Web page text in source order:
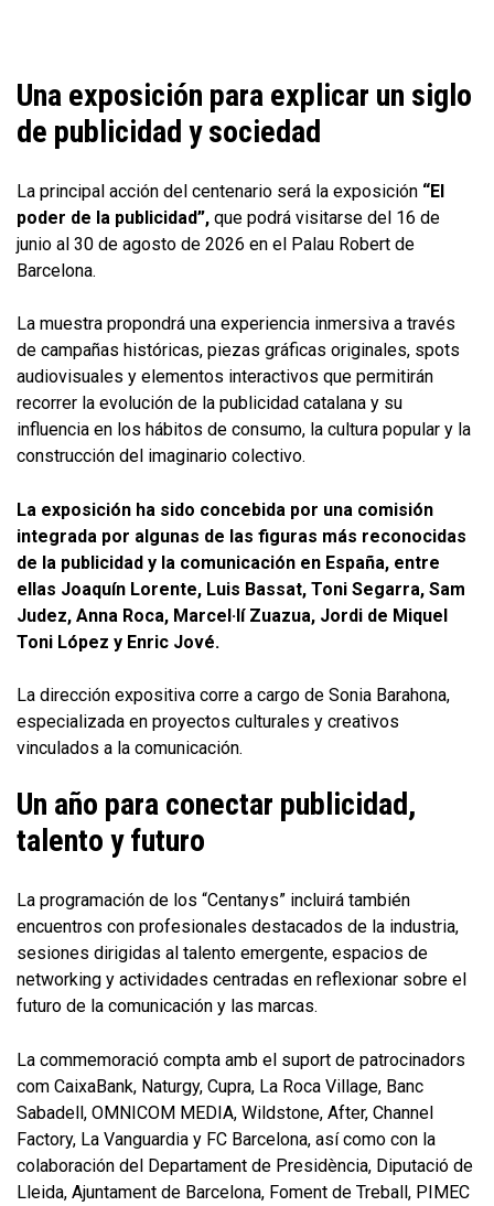
Una exposición para explicar un siglo
de publicidad y sociedad
La principal acción del centenario será la exposición “El
poder de la publicidad”, que podrá visitarse del 16 de
junio al 30 de agosto de 2026 en el Palau Robert de
Barcelona.
La muestra propondrá una experiencia inmersiva a través
de campañas históricas, piezas gráficas originales, spots
audiovisuales y elementos interactivos que permitirán
recorrer la evolución de la publicidad catalana y su
influencia en los hábitos de consumo, la cultura popular y la
construcción del imaginario colectivo.
La exposición ha sido concebida por una comisión
integrada por algunas de las figuras más reconocidas
de la publicidad y la comunicación en España, entre
ellas Joaquín Lorente, Luis Bassat, Toni Segarra, Sam
Judez, Anna Roca, Marcel·lí Zuazua, Jordi de Miquel
Toni López y Enric Jové.
La dirección expositiva corre a cargo de Sonia Barahona,
especializada en proyectos culturales y creativos
vinculados a la comunicación.
Un año para conectar publicidad,
talento y futuro
La programación de los “Centanys” incluirá también
encuentros con profesionales destacados de la industria,
sesiones dirigidas al talento emergente, espacios de
networking y actividades centradas en reflexionar sobre el
futuro de la comunicación y las marcas.
La commemoració compta amb el suport de patrocinadors
com CaixaBank, Naturgy, Cupra, La Roca Village, Banc
Sabadell, OMNICOM MEDIA, Wildstone, After, Channel
Factory, La Vanguardia y FC Barcelona, así como con la
colaboración del Departament de Presidència, Diputació de
Lleida, Ajuntament de Barcelona, Foment de Treball, PIMEC